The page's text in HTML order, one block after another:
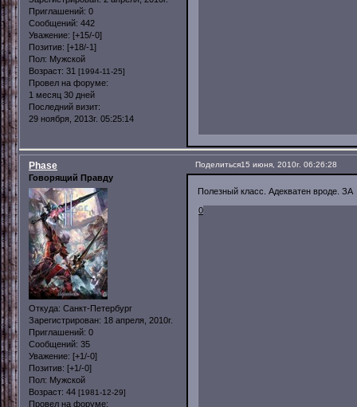
Приглашений: 0
Сообщений: 442
Уважение: [+15/-0]
Позитив: [+18/-1]
Пол: Мужской
Возраст: 31 [1994-11-25]
Провел на форуме:
1 месяц 30 дней
Последний визит:
29 ноября, 2013г. 05:25:14
Поделиться15 июня, 2010г. 06:26:28
Phase
Говорящий Правду
Откуда: Санкт-Петербург
Зарегистрирован: 18 апреля, 2010г.
Приглашений: 0
Сообщений: 35
Уважение: [+1/-0]
Позитив: [+1/-0]
Пол: Мужской
Возраст: 44 [1981-12-29]
Провел на форуме:
Полезный класс. Адекватен вроде. ЗА
0